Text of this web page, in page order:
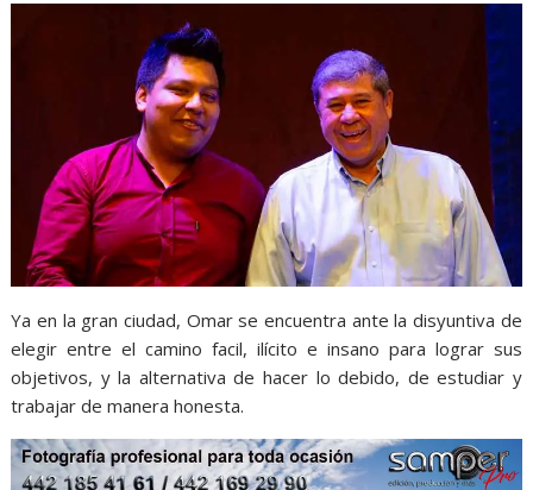
Ya en la gran ciudad, Omar se encuentra ante la disyuntiva de
elegir entre el camino facil, ilícito e insano para lograr sus
objetivos, y la alternativa de hacer lo debido, de estudiar y
trabajar de manera honesta.